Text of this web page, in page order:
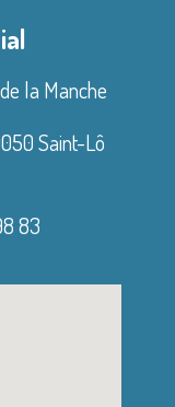
la Manche
Saint-Lô
83